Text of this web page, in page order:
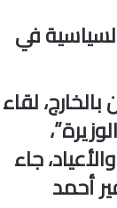
في
لقاء
جاء
أحمد